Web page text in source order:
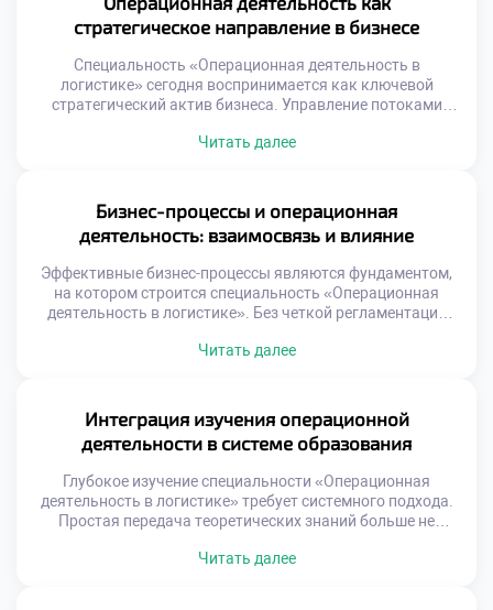
обучению отличает лидера от […]
стратегическое направление в бизнесе
Специальность «Операционная деятельность в
логистике» сегодня воспринимается как ключевой
стратегический актив бизнеса. Управление потоками
продаж. Эффективные операции напрямую формируют
уникальной ценности для клиента. Скорость и
надежность доставки становятся важнее цены товара.
Бизнес выигрывает за счет превосходства в исполнении
Читать далее
Бизнес-процессы и операционная
деятельность: взаимосвязь и влияние
Эффективные бизнес-процессы являются фундаментом,
на котором строится специальность «Операционная
деятельность в логистике». Без четкой регламентации
Операционная деятельность реализует заложенные в
компании зависит от гармонии замысла и исполнения.
Многие организации страдают от разрыва между
стратегией и операциями. […]
Читать далее
Интеграция изучения операционной
деятельности в системе образования
Глубокое изучение специальности «Операционная
деятельность в логистике» требует системного подхода.
Простая передача теоретических знаний больше не
быть интегрирован с реальными бизнес-процессами.
Читать далее